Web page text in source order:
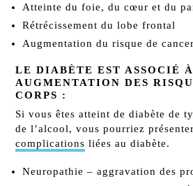
Atteinte du foie, du cœur et du
Rétrécissement du lobe frontal
Augmentation du risque de cancer
LE DIABÈTE EST ASSOCIÉ
AUGMENTATION DES
CORPS :
Si vous êtes atteint de diabète de
de l’alcool, vous pourriez
complications liées au diabète.
Neuropathie – aggravation des